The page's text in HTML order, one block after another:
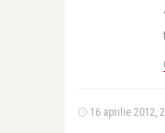
16 aprilie 2012,